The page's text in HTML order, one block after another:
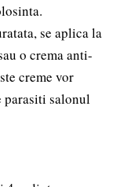
se aplica la
o crema anti-
creme vor
parasiti salonul